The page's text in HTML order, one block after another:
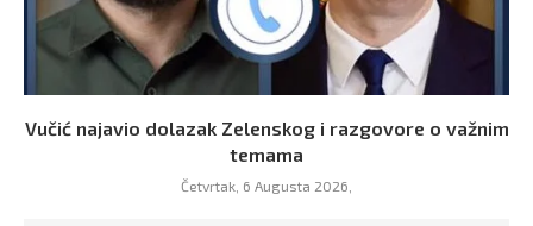
Vučić najavio dolazak Zelenskog i razgovore o važnim
temama
Četvrtak, 6 Augusta 2026,